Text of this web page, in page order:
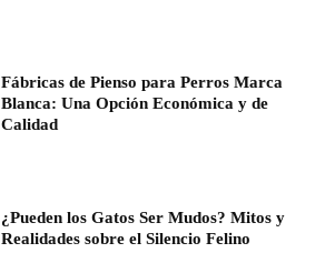
Fábricas de Pienso para Perros Marca
Blanca: Una Opción Económica y de
Calidad
¿Pueden los Gatos Ser Mudos? Mitos y
Realidades sobre el Silencio Felino